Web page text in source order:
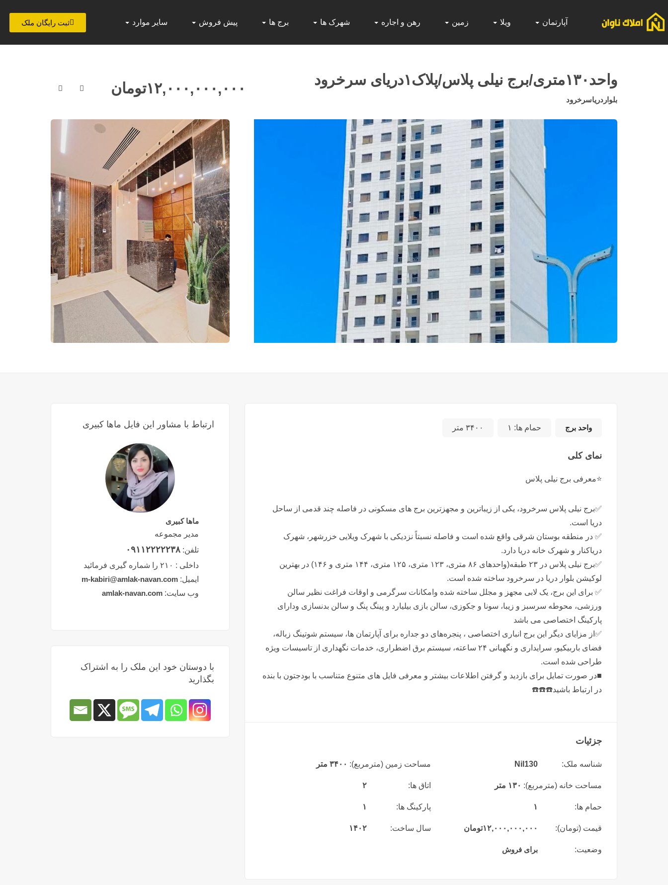
آپارتمان ویلا زمین رهن و اجاره شهرک ها برج ها پیش فروش سایر موارد ثبت رایگان ملک
واحد۱۳۰متری/برج نیلی پلاس/پلاک۱دریای سرخرود
بلواردریاسرخرود
۱۲,۰۰۰,۰۰۰,۰۰۰تومان
واحد برج حمام ها: ۱ ۳۴۰۰ متر
نمای کلی
⭐️معرفی برج نیلی پلاس
✅️برج نیلی پلاس سرخرود، یکی از زیباترین و مجهزترین برج های مسکونی در فاصله چند قدمی از ساحل
دریا است.
✅️ در منطقه‌ بوستان شرقی واقع شده است و فاصله نسبتاً نزدیکی با شهرک ویلایی خزرشهر، شهرک
دریاکنار و شهرک خانه دریا دارد.
✅️برج نیلی پلاس در ۲۳ طبقه(واحدهای ۸۶ متری، ۱۲۳ متری، ۱۲۵ متری، ۱۴۴ متری و ۱۴۶) در بهترین
لوکیشن بلوار دریا در سرخرود ساخته شده است.
✅️ برای این برج، یک لابی مجهز و مجلل ساخته شده وامکانات سرگرمی و اوقات فراغت نظیر سالن
ورزشی، محوطه سرسبز و زیبا، سونا و جکوزی، سالن بازی بیلیارد و پینگ پنگ و سالن بدنسازی ودارای
پارکینگ اختصاصی می باشد
✅️از مزایای دیگر این برج انباری اختصاصی ، پنجره‌های دو جداره برای آپارتمان ها، سیستم شوتینگ زباله،
فضای باربیکیو، سرایداری و نگهبانی ۲۴ ساعته، سیستم برق اضطراری، خدمات نگهداری از تاسیسات ویژه
طراحی شده است.
■در صورت تمایل برای بازدید و گرفتن اطلاعات بیشتر و معرفی فایل های متنوع متناسب با بودجتون با بنده
در ارتباط باشید☎️☎️☎️
جزئیات
شناسه ملک: Nil130 مساحت زمین (مترمربع): ۳۴۰۰ متر
مساحت خانه (مترمربع): ۱۳۰ متر اتاق ها: ۲
حمام ها: ۱ پارکینگ ها: ۱
قیمت (تومان): ۱۲,۰۰۰,۰۰۰,۰۰۰تومان سال ساخت: ۱۴۰۲
وضعیت: برای فروش
ارتباط با مشاور این فایل ماها کبیری
ماها کبیری
مدیر مجموعه
تلفن: ۰۹۱۱۲۲۲۲۲۳۸
داخلی : ۲۱۰ را شماره گیری فرمائید
ایمیل: m-kabiri@amlak-navan.com
وب سایت: amlak-navan.com
با دوستان خود این ملک را به اشتراک
بگذارید